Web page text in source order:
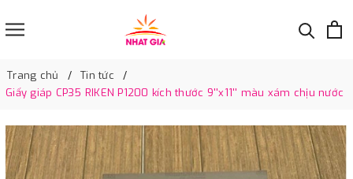
Trang chủ
Tin tức
Giấy giáp CP35 RIKEN P1200 kích thước 9''x11'' màu xám chịu nước